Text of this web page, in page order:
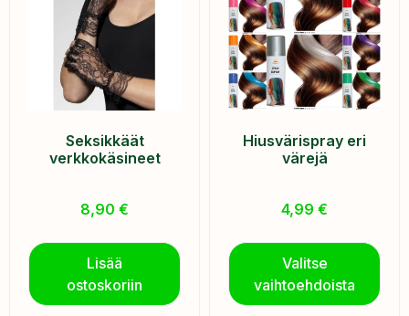
Seksikkäät
verkkokäsineet
8,90 €
Lisää
ostoskoriin
Hiusvärispray eri
värejä
4,99 €
Valitse
vaihtoehdoista